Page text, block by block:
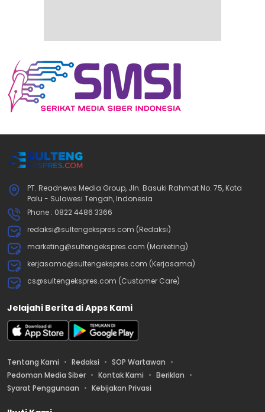
PT. Readnews Media Group, Jln. Basuki Rahmat No. 75, Kota
Palu - Sulawesi Tengah, Indonesia
Phone : 0822 4486 3366
redaksi@sultengekspres.com (Redaksi)
marketing@sultengekspres.com (Marketing)
kerjasama@sultengekspres.com (Kerjasama)
cs@sultengekspres.com (Customer Care)
Jelajahi Berita di Apps Kami
Tentang Kami Redaksi
SOP Wartawan
Pedoman Media Siber
Kontak Kami
Beriklan
Syarat Penggunaan
Kebijakan Privasi